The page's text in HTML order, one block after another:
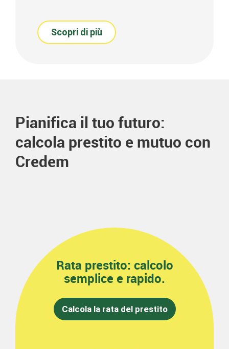
Scopri di più
Pianifica il tuo futuro:
calcola prestito e mutuo con
Credem
Rata prestito: calcolo
semplice e rapido.
Calcola la rata del prestito